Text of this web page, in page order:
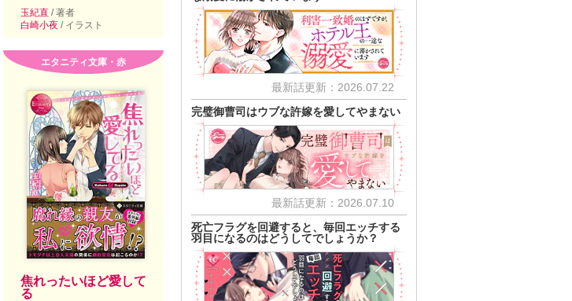
玉紀直 / 著者
白崎小夜 / イラスト
エタニティ文庫・赤
焦れったいほど愛して
る
最新話更新：2026.07.22
完璧御曹司はウブな許嫁を愛してやまない
最新話更新：2026.07.10
死亡フラグを回避すると、毎回エッチする
羽目になるのはどうしてでしょうか？